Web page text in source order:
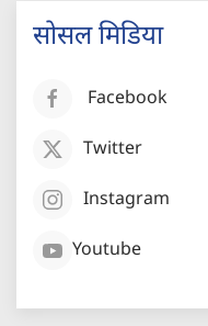
सोसल मिडिया
Facebook
Twitter
Instagram
Youtube